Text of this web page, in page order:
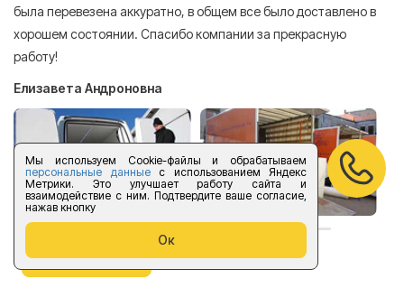
Мы используем Cookie-файлы и обрабатываем
персональные данныес использованием Яндекс
Метрики. Это улучшает работу сайта и
взаимодействие с ним. Подтвердите ваше согласие,
нажав кнопку
Ок
была перевезена аккуратно, в общем все было доставлено в
хорошем состоянии. Спасибо компании за прекрасную
работу!
Елизавета Андроновна
оставить отзыв